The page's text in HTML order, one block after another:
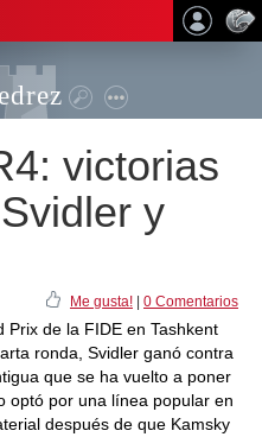
victorias
y
Me gusta! 0 Comentarios
Prix de la FIDE en Tashkent
ronda, Svidler ganó contra
que se ha vuelto a poner
optó por una línea popular en
después de que Kamsky